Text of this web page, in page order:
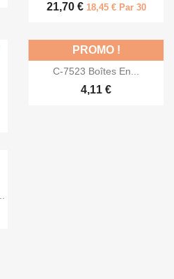
21,70 € 18,45 € Par 30
 Aperçu rapide
C-7523 Boîtes En...
4,11 €
PROMO !